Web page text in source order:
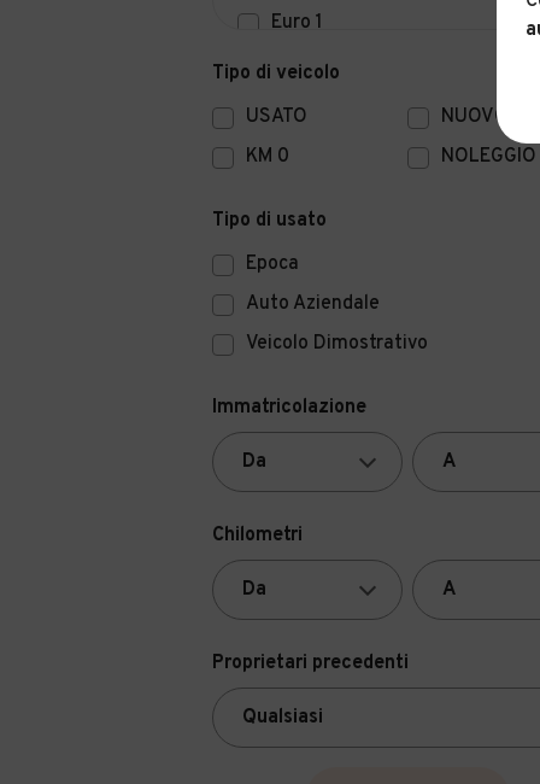
Euro 1
Euro 0
Tipo di veicolo
USATO
NUOVO
KM 0
NOLEGGIO
Tipo di usato
Epoca
Auto Aziendale
Veicolo Dimostrativo
Immatricolazione
Chilometri
Proprietari precedenti